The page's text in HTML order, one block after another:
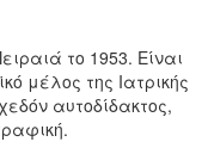
το 1953. Είναι
μέλος της Ιατρικής
αυτοδίδακτος,